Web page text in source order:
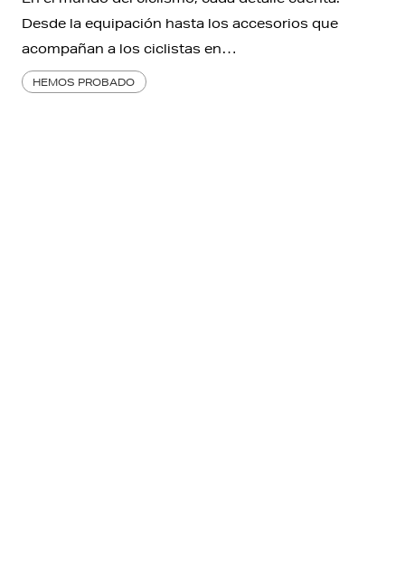
Desde la equipación hasta los accesorios que
acompañan a los ciclistas en…
HEMOS PROBADO